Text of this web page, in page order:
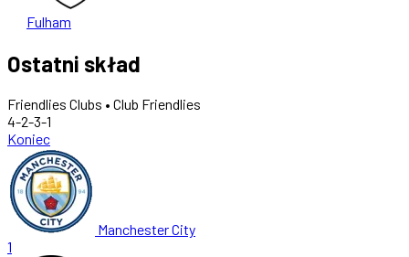
Fulham
Ostatni skład
Friendlies Clubs • Club Friendlies
4-2-3-1
Koniec
Manchester City
1